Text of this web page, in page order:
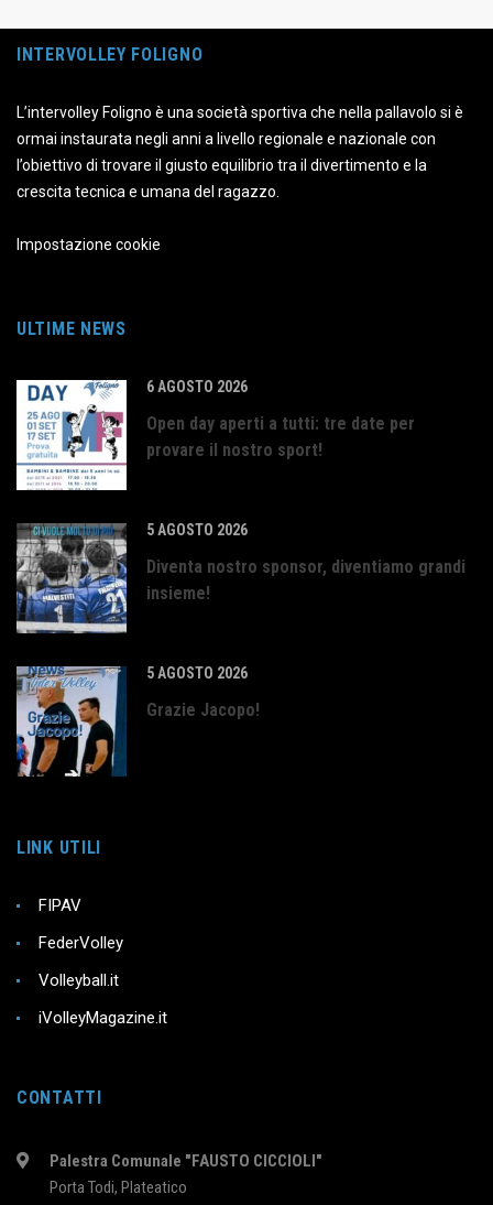
INTERVOLLEY FOLIGNO
L’intervolley Foligno è una società sportiva che nella pallavolo si è
ormai instaurata negli anni a livello regionale e nazionale con
l’obiettivo di trovare il giusto equilibrio tra il divertimento e la
crescita tecnica e umana del ragazzo.
Impostazione cookie
ULTIME NEWS
6 AGOSTO 2026
Open day aperti a tutti: tre date per
provare il nostro sport!
5 AGOSTO 2026
Diventa nostro sponsor, diventiamo grandi
insieme!
5 AGOSTO 2026
Grazie Jacopo!
LINK UTILI
FIPAV
FederVolley
Volleyball.it
iVolleyMagazine.it
CONTATTI
Palestra Comunale "FAUSTO CICCIOLI"
Porta Todi, Plateatico